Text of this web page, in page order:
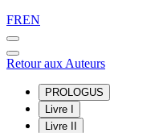
FREN
Retour aux Auteurs
PROLOGUS
Livre I
Livre II